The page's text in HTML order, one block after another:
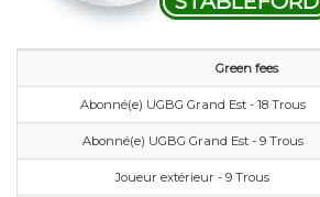
Green fees
Abonné(e) UGBG Grand Est - 18 Trous
Abonné(e) UGBG Grand Est - 9 Trous
Joueur extérieur - 9 Trous